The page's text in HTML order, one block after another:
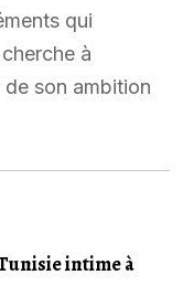
qui
à
de son ambition
intime à